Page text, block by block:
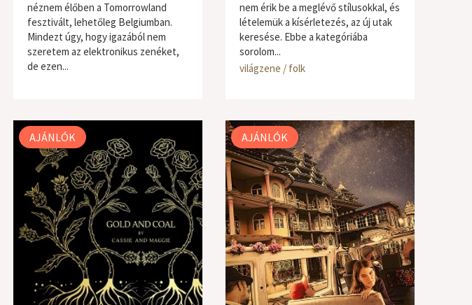
néznem élőben a Tomorrowland
fesztivált, lehetőleg Belgiumban.
Mindezt úgy, hogy igazából nem
szeretem az elektronikus zenéket,
de ezen...
világzene / folk
nem érik be a meglévő stílusokkal, és
lételemük a kísérletezés, az új utak
keresése. Ebbe a kategóriába
sorolom...
világzene / folk
AJÁNLÓK AJÁNLÓK